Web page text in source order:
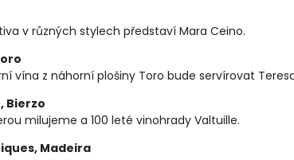
v různých stylech představí Mara Ceino.
vína z náhorní plošiny Toro bude servírovat
Bierzo
milujeme a 100 leté vinohrady Valtuille.
Madeira